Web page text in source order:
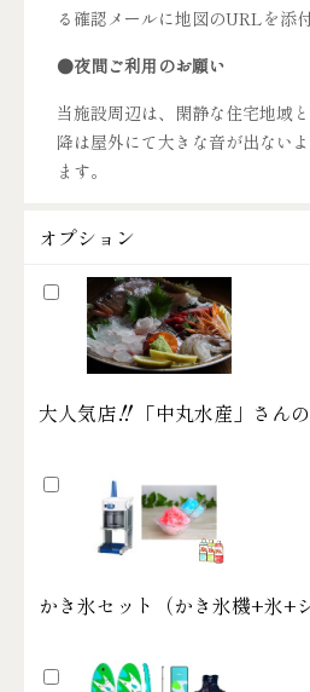
る確認メールに地図のURLを添
●夜間ご利用のお願い
当施設周辺は、閑静な住宅地域
降は屋外にて大きな音が出ない
ます。
オプション
大人気店‼「中丸水産」さん
かき氷セット（かき氷機+氷+